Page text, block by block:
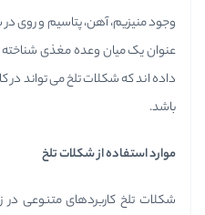
وجود منیزیم، آهن، پتاسیم و روی
عنوان یک میان وعده مغذی
داده اند که شکلات تلخ می تواند
باشد.
موارد استفاده از شکلات تلخ
شکلات تلخ کاربردهای متنوعی در